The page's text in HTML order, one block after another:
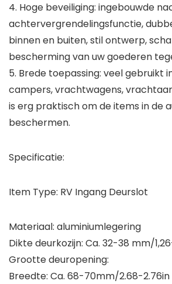
4. Hoge beveiliging: ingebouwde
achtervergrendelingsfunctie,
binnen en buiten, stil ontwerp,
bescherming van uw goederen
5. Brede toepassing: veel gebruikt
campers, vrachtwagens,
is erg praktisch om de items in de
beschermen.
Specificatie:
Item Type: RV Ingang Deurslot
Materiaal: aluminiumlegering
Dikte deurkozijn: Ca. 32-38 mm/
Grootte deuropening:
Breedte: Ca. 68-70mm/2.68-2.76in